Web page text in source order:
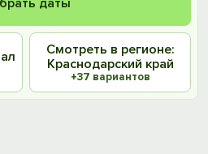
даты
Смотреть в регионе:
Краснодарский край
+37 вариантов